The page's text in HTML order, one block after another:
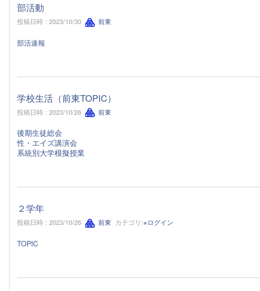
部活動
投稿日時 : 2023/10/30 前東
部活速報
学校生活（前東TOPIC）
投稿日時 : 2023/10/26 前東
後期生徒総会
性・エイズ講演会
系統別大学模擬授業
２学年
投稿日時 : 2023/10/26 前東 カテゴリ:※ログイン
TOPIC